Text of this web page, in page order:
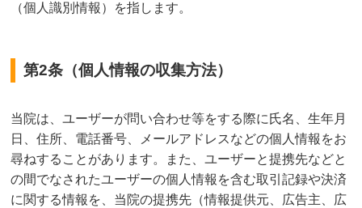
（個人識別情報）を指します。
第2条（個人情報の収集方法）
当院は、ユーザーが問い合わせ等をする際に氏名、生年月
日、住所、電話番号、メールアドレスなどの個人情報をお
尋ねすることがあります。また、ユーザーと提携先などと
の間でなされたユーザーの個人情報を含む取引記録や決済
に関する情報を、当院の提携先（情報提供元、広告主、広